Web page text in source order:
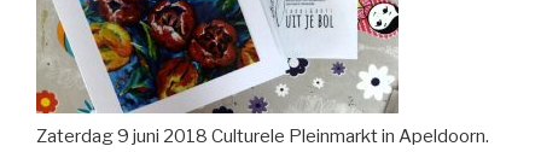
Zaterdag 9 juni 2018 Culturele Pleinmarkt in Apeldoorn.